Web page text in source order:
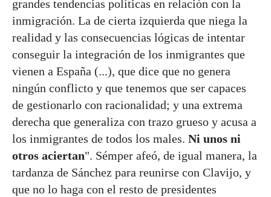
grandes tendencias políticas en relación con la
inmigración. La de cierta izquierda que niega la
realidad y las consecuencias lógicas de intentar
conseguir la integración de los inmigrantes que
vienen a España (...), que dice que no genera
ningún conflicto y que tenemos que ser capaces
de gestionarlo con racionalidad; y una extrema
derecha que generaliza con trazo grueso y acusa a
los inmigrantes de todos los males. Ni unos ni
otros aciertan". Sémper afeó, de igual manera, la
tardanza de Sánchez para reunirse con Clavijo, y
que no lo haga con el resto de presidentes